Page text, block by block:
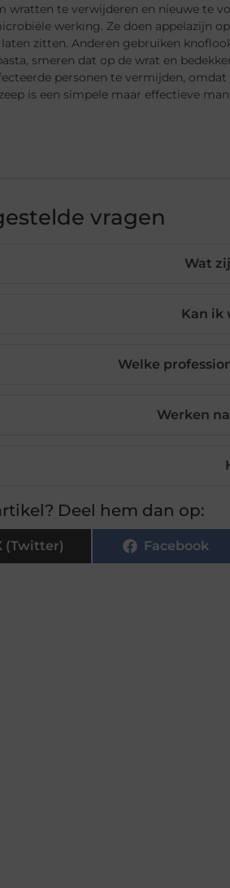
wratten te verwijderen en nieuwe te
werking. Ze doen appelazijn
zitten. Anderen gebruiken
smeren dat op de wrat en
personen te vermijden,
is een simpele maar effectieve
vragen
Wat
Kan ik
Welke
Werken
Deel hem dan op:
(Twitter) Facebook